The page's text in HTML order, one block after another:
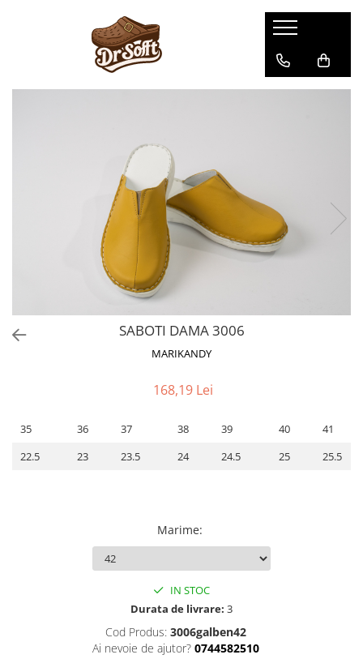
SABOTI DAMA 3006
MARIKANDY
168,19 Lei
35 36 37 38 39 40
41
22.5
23 23.5 24 24.5 25 25.5
Marime:
IN STOC
Durata de livrare: 3
Cod Produs: 3006galben42
Ai nevoie de ajutor? 0744582510